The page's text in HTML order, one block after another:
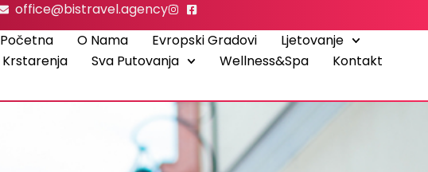
office@bistravel.agency
Početna
O Nama Evropski Gradovi
Ljetovanje
Krstarenja
Sva Putovanja Wellness&Spa Kontakt